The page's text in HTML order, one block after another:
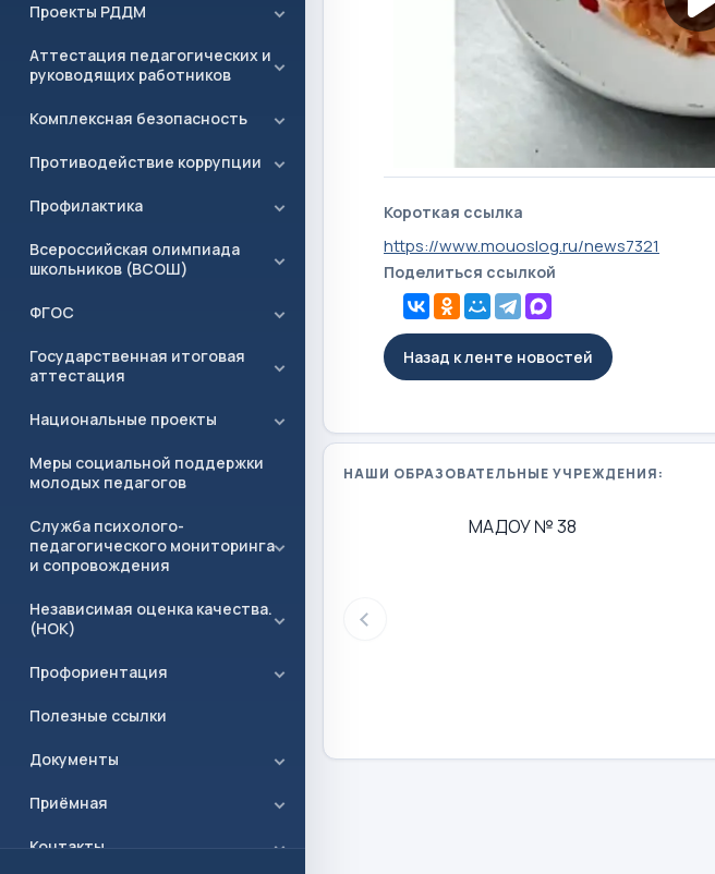
Проекты РДДМ
Аттестация педагогических и
руководящих работников
Комплексная безопасность
Противодействие коррупции
Профилактика
Всероссийская олимпиада
школьников (ВСОШ)
ФГОС
Государственная итоговая
аттестация
Национальные проекты
Меры социальной поддержки
молодых педагогов
Служба психолого-
педагогического мониторинга
и сопровождения
Независимая оценка качества.
(НОК)
Профориентация
Полезные ссылки
Документы
Приёмная
Контакты
Короткая ссылка
https://www.mouoslog.ru/news7321
Поделиться ссылкой
Назад к ленте новостей
НАШИ ОБРАЗОВАТЕЛЬНЫЕ УЧРЕЖДЕНИЯ:
МАДОУ № 38